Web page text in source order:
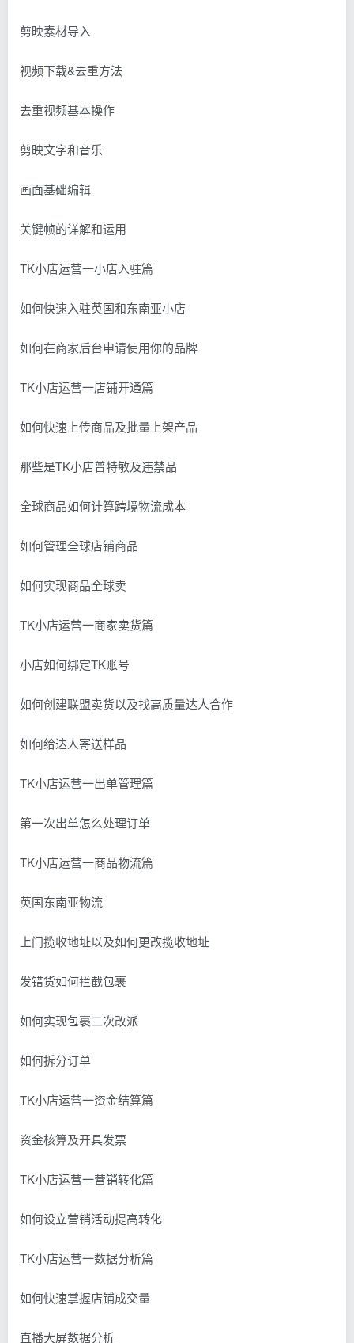
剪映素材导入
视频下载&去重方法
去重视频基本操作
剪映文字和音乐
画面基础编辑
关键帧的详解和运用
TK小店运营一小店入驻篇
如何快速入驻英国和东南亚小店
如何在商家后台申请使用你的品牌
TK小店运营一店铺开通篇
如何快速上传商品及批量上架产品
那些是TK小店普特敏及违禁品
全球商品如何计算跨境物流成本
如何管理全球店铺商品
如何实现商品全球卖
TK小店运营一商家卖货篇
小店如何绑定TK账号
如何创建联盟卖货以及找高质量达人合作
如何给达人寄送样品
TK小店运营一出单管理篇
第一次出单怎么处理订单
TK小店运营一商品物流篇
英国东南亚物流
上门揽收地址以及如何更改揽收地址
发错货如何拦截包裹
如何实现包裹二次改派
如何拆分订单
TK小店运营一资金结算篇
资金核算及开具发票
TK小店运营一营销转化篇
如何设立营销活动提高转化
TK小店运营一数据分析篇
如何快速掌握店铺成交量
直播大屏数据分析